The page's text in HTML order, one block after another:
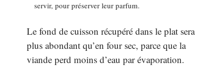
servir, pour préserver leur parfum.
Le fond de cuisson récupéré dans le plat sera
plus abondant qu’en four sec, parce que la
viande perd moins d’eau par évaporation.